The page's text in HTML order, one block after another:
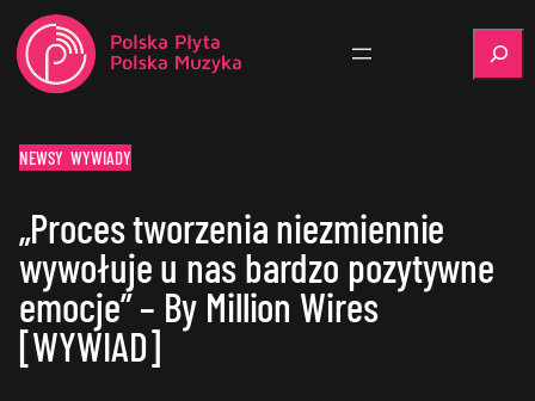
NEWSY WYWIADY
„Proces tworzenia niezmiennie
wywołuje u nas bardzo pozytywne
emocje” – By Million Wires
[WYWIAD]